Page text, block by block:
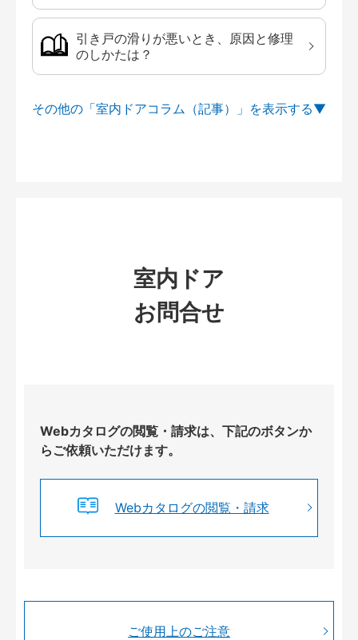
引き戸の滑りが悪いとき、原因と修理
のしかたは？
その他の「室内ドアコラム（記事）」を
室内ドア
お問合せ
Webカタログの閲覧・請求は、下記のボタンか
らご依頼いただけます。
Webカタログの閲覧・請求
ご使用上のご注意